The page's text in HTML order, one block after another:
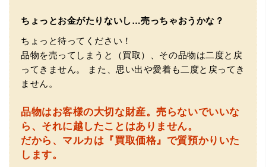
（大阪府池田市）とても親切で丁寧な対応に感激いたしま
した。質屋さんはわりと利用して(主に中古品の購入)慣れて
いましたが、今までの質屋さんとは全く違う、とても良い
当にありがとうございました。
ちょっとお金がたりないし…売っちゃおうかな？
ちょっと待ってください！
品物を売ってしまうと（買取）、その品物は二度と戻
ってきません。
また、思い出や愛着も二度と戻ってき
ません。
品物はお客様の大切な財産。売らないでいいな
ら、それに越したことはありません。
だから、マルカは『買取価格』で質預かりいた
します。